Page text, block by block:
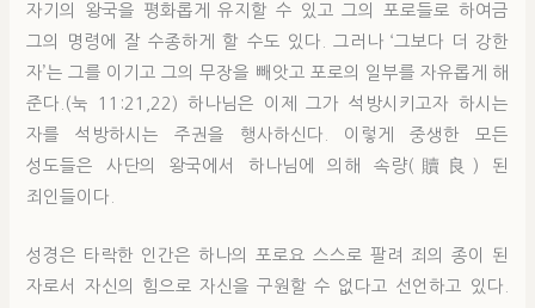
자기의 왕국을 평화롭게 유지할 수 있고 그의 포로들로 하여금
그의 명령에 잘 수종하게 할 수도 있다. 그러나 ‘그보다 더 강한
자’는 그를 이기고 그의 무장을 빼앗고 포로의 일부를 자유롭게 해
준다.(눅 11:21,22) 하나님은 이제 그가 석방시키고자 하시는
자를 석방하시는 주권을 행사하신다. 이렇게 중생한 모든
성도들은 사단의 왕국에서 하나님에 의해 속량(贖良) 된
죄인들이다.
성경은 타락한 인간은 하나의 포로요 스스로 팔려 죄의 종이 된
자로서 자신의 힘으로 자신을 구원할 수 없다고 선언하고 있다.